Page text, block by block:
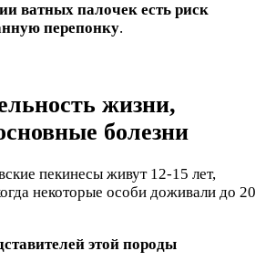
ватных палочек есть риск
перепонку.
жизни,
болезни
пекинесы живут 12-15 лет,
некоторые особи доживали до 20
этой породы